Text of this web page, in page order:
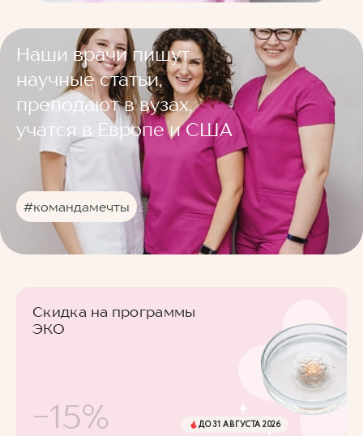
Наши врачи пишут
научные статьи,
преподают в вузах,
учатся в Европе и США
#командамечты
Скидка на программы
ЭКО
-15% ДО 31 АВГУСТА 2026